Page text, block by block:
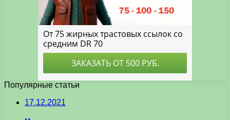
Популярные статьи
17.12.2021